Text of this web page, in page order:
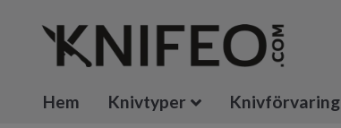
Hem Knivtyper Knivförvaring